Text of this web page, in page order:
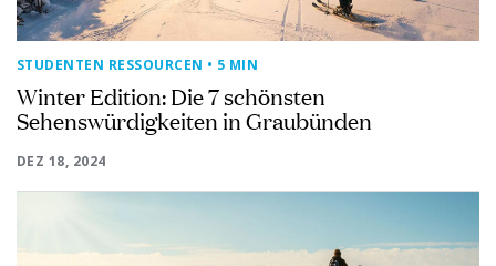
STUDENTEN RESSOURCEN • 5 MIN
Winter Edition: Die 7 schönsten
Sehenswürdigkeiten in Graubünden
DEZ 18, 2024